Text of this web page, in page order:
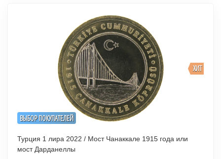
ВЫБОР ПОКУПАТЕЛЕЙ
ХИТ
Турция 1 лира 2022 / Мост Чанаккале 1915 года или
мост Дарданеллы